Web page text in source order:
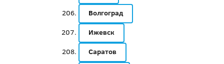
Волгоград
Ижевск
Саратов